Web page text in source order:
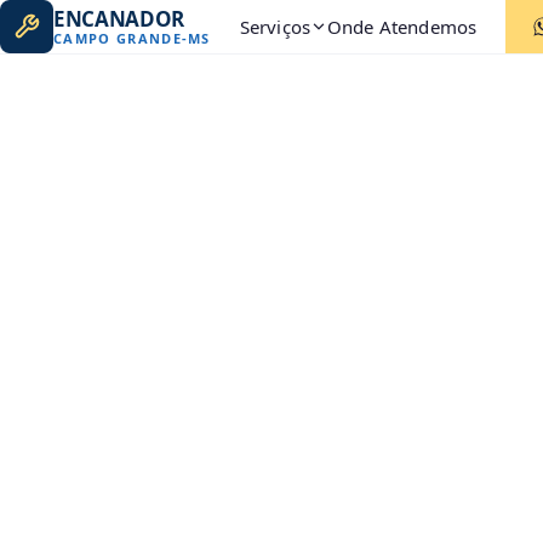
ENCANADOR
CAMPO GRANDE-MS Serviços Onde Atendemos